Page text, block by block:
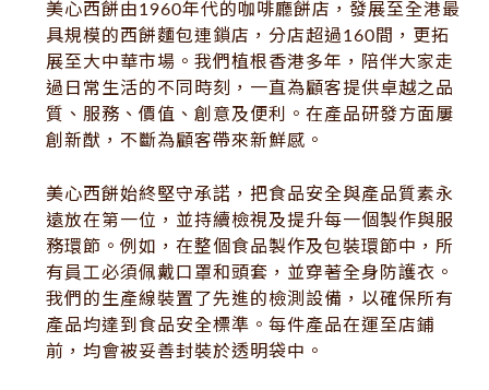
美心西餅由1960年代的咖啡廳餅店，發展至全港最
具規模的西餅麵包連鎖店，分店超過160間，更拓
展至大中華市場。我們植根香港多年，陪伴大家走
過日常生活的不同時刻，一直為顧客提供卓越之品
質、服務、價值、創意及便利。在產品研發方面屢
創新猷，不斷為顧客帶來新鮮感。
美心西餅始終堅守承諾，把食品安全與產品質素永
遠放在第一位，並持續檢視及提升每一個製作與服
務環節。例如，在整個食品製作及包裝環節中，所
有員工必須佩戴口罩和頭套，並穿著全身防護衣。
我們的生產線裝置了先進的檢測設備，以確保所有
產品均達到食品安全標準。每件產品在運至店鋪
前，均會被妥善封裝於透明袋中。